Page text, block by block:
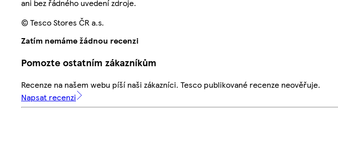
ani bez řádného uvedení zdroje.
© Tesco Stores ČR a.s.
Zatím nemáme žádnou recenzi
Pomozte ostatním zákazníkům
Recenze na našem webu píší naši zákazníci. Tesco publikované recenze neověřuje.
Napsat recenzi